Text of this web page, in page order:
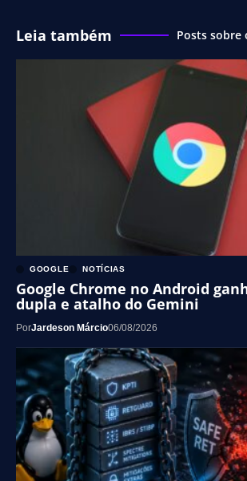
Leia também Posts sobre
GOOGLE NOTÍCIAS
Google Chrome no Android
dupla e atalho do Gemini
PorJardeson Márcio06/08/2026